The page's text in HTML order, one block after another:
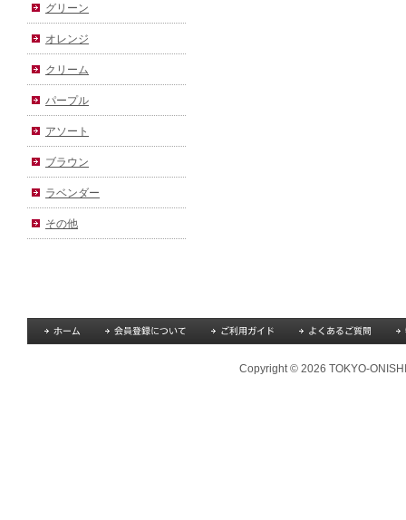
グリーン
オレンジ
クリーム
パープル
アソート
ブラウン
ラベンダー
その他
Copyright © 2026 TOKYO-